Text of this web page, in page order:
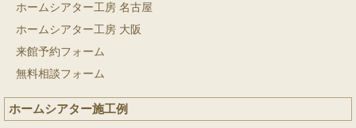
ホームシアター工房 名古屋
ホームシアター工房 大阪
来館予約フォーム
無料相談フォーム
ホームシアター施工例